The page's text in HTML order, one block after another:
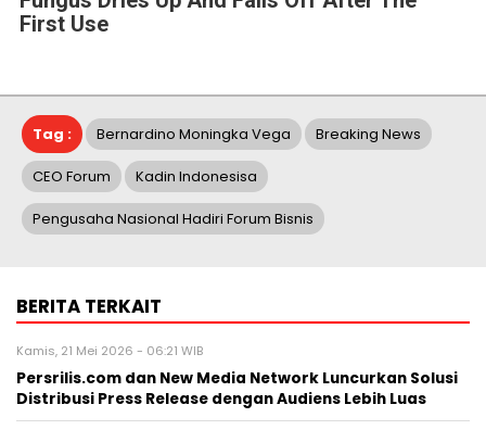
Fungus Dries Up And Falls Off After The
First Use
Tag : Bernardino Moningka Vega Breaking News
Pengusaha Nasional Hadiri Forum Bisnis
BERITA TERKAIT